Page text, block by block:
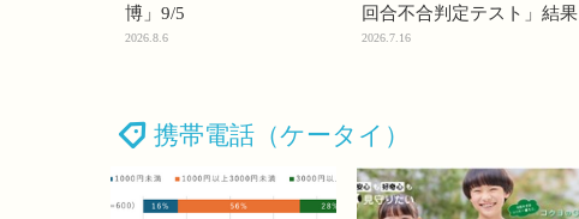
博」9/5
2026.8.6
回合不合判定テスト」結果
2026.7.16
携帯電話（ケータイ）